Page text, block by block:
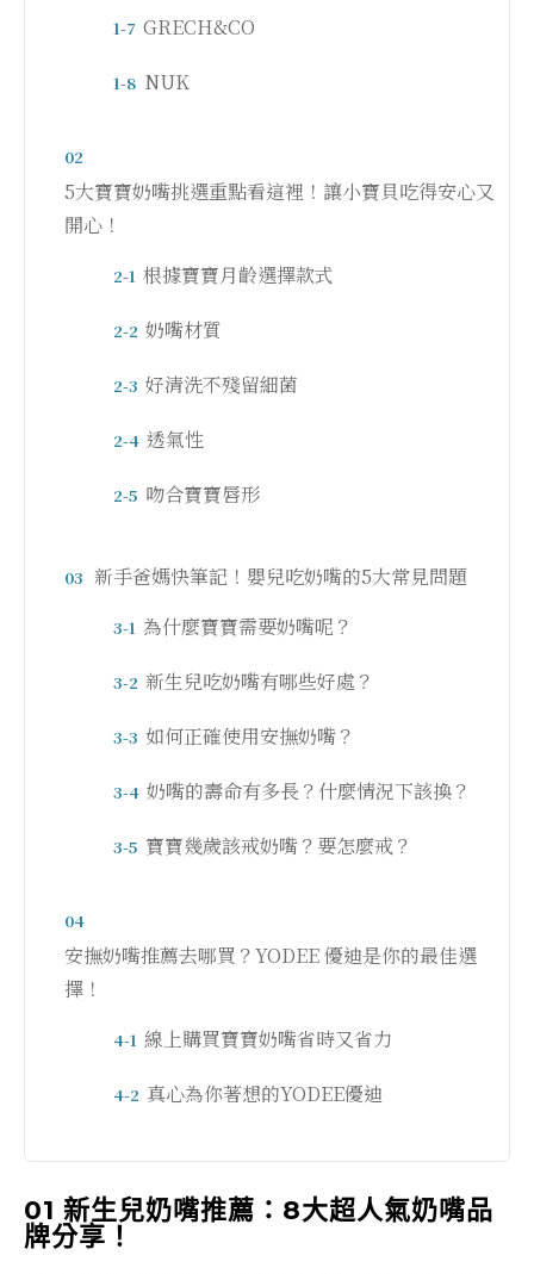
1-7 GRECH&CO
1-8 NUK
02
5大寶寶奶嘴挑選重點看這裡！讓小寶貝吃得安心又
開心！
2-1 根據寶寶月齡選擇款式
2-2 奶嘴材質
2-3 好清洗不殘留細菌
2-4 透氣性
2-5 吻合寶寶唇形
03 新手爸媽快筆記！嬰兒吃奶嘴的5大常見問題
3-1 為什麼寶寶需要奶嘴呢？
3-2 新生兒吃奶嘴有哪些好處？
3-3 如何正確使用安撫奶嘴？
3-4 奶嘴的壽命有多長？什麼情況下該換？
3-5 寶寶幾歲該戒奶嘴？要怎麼戒？
04
安撫奶嘴推薦去哪買？YODEE 優迪是你的最佳選
擇！
4-1 線上購買寶寶奶嘴省時又省力
4-2 真心為你著想的YODEE優迪
01 新生兒奶嘴推薦：8大超人氣奶嘴品
牌分享！